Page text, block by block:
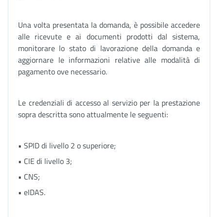
Una volta presentata la domanda, è possibile accedere
alle ricevute e ai documenti prodotti dal sistema,
monitorare lo stato di lavorazione della domanda e
aggiornare le informazioni relative alle modalità di
pagamento ove necessario.
Le credenziali di accesso al servizio per la prestazione
sopra descritta sono attualmente le seguenti:
• SPID di livello 2 o superiore;
• CIE di livello 3;
• CNS;
• eIDAS.